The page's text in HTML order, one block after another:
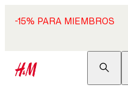
-15% PARA MIEMBROS